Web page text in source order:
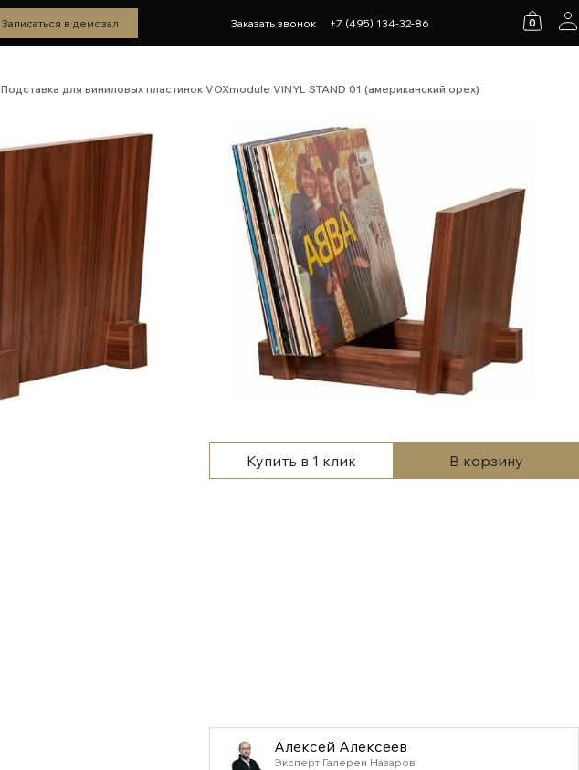
Записаться в демозал Заказать звонок +7 (495) 134-32-86 0
Подставка для виниловых пластинок VOXmodule VINYL STAND 01 (американский орех)
Алексей Алексеев
Эксперт Галереи Назаров
Купить в 1 клик В корзину